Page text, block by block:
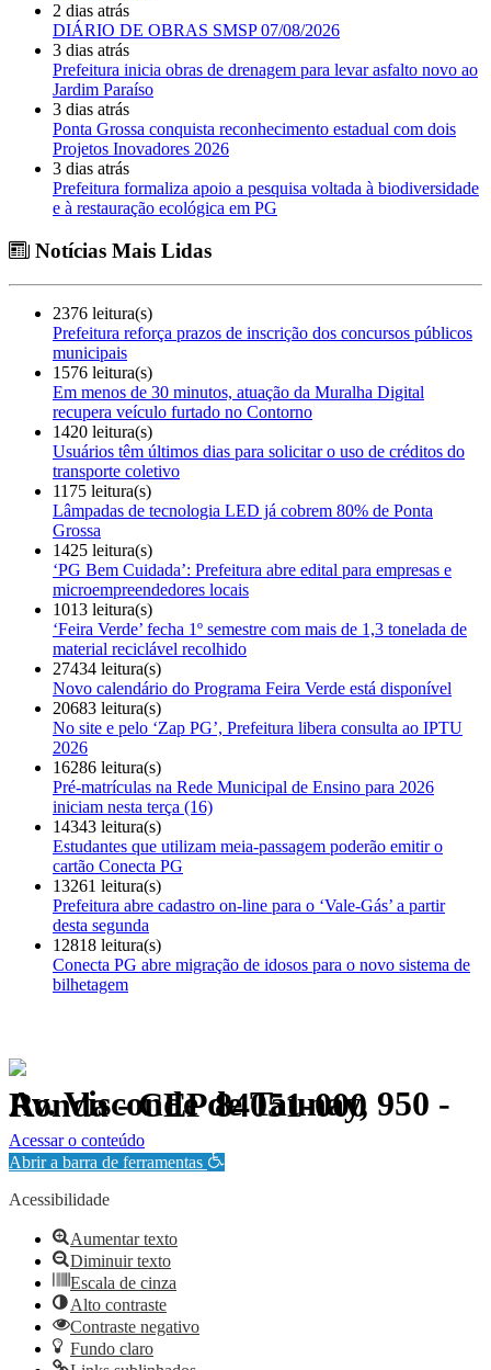
2 dias atrás
DIÁRIO DE OBRAS SMSP 07/08/2026
3 dias atrás
Prefeitura inicia obras de drenagem para levar asfalto novo ao
Jardim Paraíso
3 dias atrás
Ponta Grossa conquista reconhecimento estadual com dois
Projetos Inovadores 2026
3 dias atrás
Prefeitura formaliza apoio a pesquisa voltada à biodiversidade
e à restauração ecológica em PG
Notícias Mais Lidas
2376 leitura(s)
Prefeitura reforça prazos de inscrição dos concursos públicos
municipais
1576 leitura(s)
Em menos de 30 minutos, atuação da Muralha Digital
recupera veículo furtado no Contorno
1420 leitura(s)
Usuários têm últimos dias para solicitar o uso de créditos do
transporte coletivo
1175 leitura(s)
Lâmpadas de tecnologia LED já cobrem 80% de Ponta
Grossa
1425 leitura(s)
‘PG Bem Cuidada’: Prefeitura abre edital para empresas e
microempreendedores locais
1013 leitura(s)
‘Feira Verde’ fecha 1º semestre com mais de 1,3 tonelada de
material reciclável recolhido
27434 leitura(s)
Novo calendário do Programa Feira Verde está disponível
20683 leitura(s)
No site e pelo ‘Zap PG’, Prefeitura libera consulta ao IPTU
2026
16286 leitura(s)
Pré-matrículas na Rede Municipal de Ensino para 2026
iniciam nesta terça (16)
14343 leitura(s)
Estudantes que utilizam meia-passagem poderão emitir o
cartão Conecta PG
13261 leitura(s)
Prefeitura abre cadastro on-line para o ‘Vale-Gás’ a partir
desta segunda
12818 leitura(s)
Conecta PG abre migração de idosos para o novo sistema de
bilhetagem
Av. Visconde de Taunay, 950 - Ronda - CEP 84051-000
Política de Privacidade.
Acessar o conteúdo
Abrir a barra de ferramentas
Acessibilidade
Aumentar texto
Diminuir texto
Escala de cinza
Alto contraste
Contraste negativo
Fundo claro